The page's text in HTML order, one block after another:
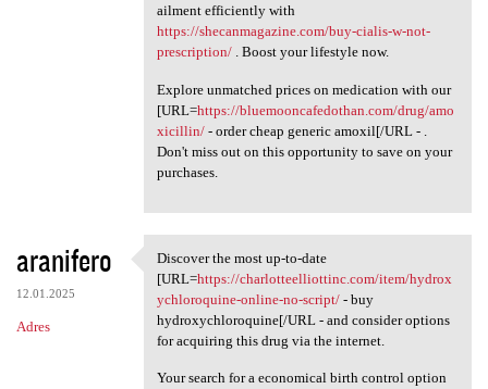
ailment efficiently with
https://shecanmagazine.com/buy-cialis-w-not-
prescription/. Boost your lifestyle now.
Explore unmatched prices on medication with our
[URL=https://bluemooncafedothan.com/drug/amo
xicillin/- order cheap generic amoxil[/URL - .
Don't miss out on this opportunity to save on your
purchases.
aranifero
12.01.2025
Adres
Discover the most up-to-date
Discover the most up-to-date
[URL=https://charlotteelliottinc.com/item/hydrox
ychloroquine-online-no-script/- buy
hydroxychloroquine[/URL - and consider options
for acquiring this drug via the internet.
Your search for a economical birth control option